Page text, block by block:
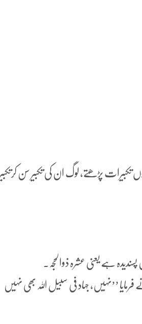
تکبیرات پڑھتے، لوگ ان کی تکبیر سن کرتکبیر
ہے یعنی عشرہ ذوالحجہ۔
’’نہیں، جہاد فی سبیل اللہ بھی نہیں